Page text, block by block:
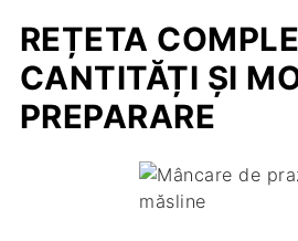
REȚETA
CANTITĂȚI ȘI
PREPARARE